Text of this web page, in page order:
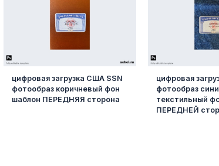
цифровая загрузка США SSN
фотообраз коричневый фон
шаблон ПЕРЕДНЯЯ сторона
цифровая
фотообраз
текстильный
ПЕРЕДНЕЙ